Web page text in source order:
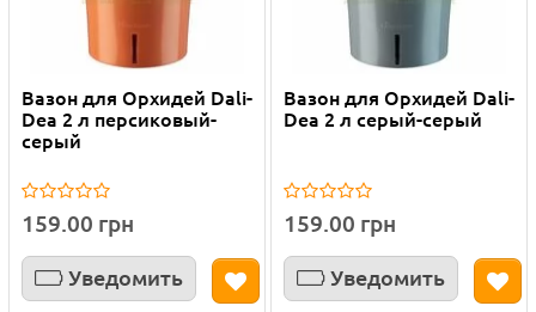
Вазон для Орхидей Dali-
Dea 2 л персиковый-
серый
159.00 грн
Уведомить
Вазон для Орхидей Dali-
Dea 2 л серый-серый
159.00 грн
Уведомить